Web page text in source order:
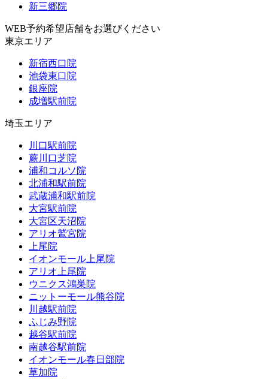
新三郷院
WEB予約希望店舗をお選びください
東京エリア
新宿西口院
池袋東口院
銀座院
成増駅前院
埼玉エリア
川口駅前院
蕨川口芝院
浦和コルソ院
北浦和駅前院
武蔵浦和駅前院
大宮駅前院
大宮区天沼院
アリオ鷲宮院
上尾院
イオンモール上尾院
アリオ上尾院
ウニクス鴻巣院
ニットーモール熊谷院
川越駅前院
ふじみ野院
越谷駅前院
南越谷駅前院
イオンモール春日部院
草加院